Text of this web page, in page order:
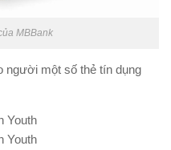
MBBank
người một số thẻ tín dụng
Youth
Youth